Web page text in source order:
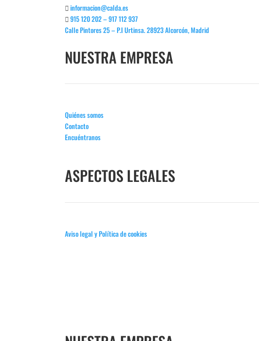
informacion@calda.es
915 120 202 – 917 112 937
Calle Pintores 25 – P.I Urtinsa. 28923 Alcorcón, Madrid
NUESTRA EMPRESA
Quiénes somos
Contacto
Encuéntranos
ASPECTOS LEGALES
Aviso legal y Política de cookies